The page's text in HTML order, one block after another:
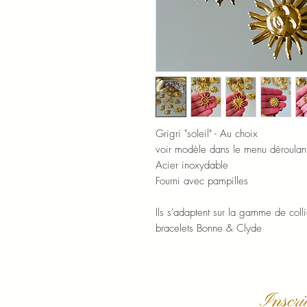
Grigri "soleil" - Au choix
voir modèle dans le menu
Acier inoxydable
Fourni avec pampilles
Ils s'adaptent sur la gamme de
bracelets Bonne & Clyde